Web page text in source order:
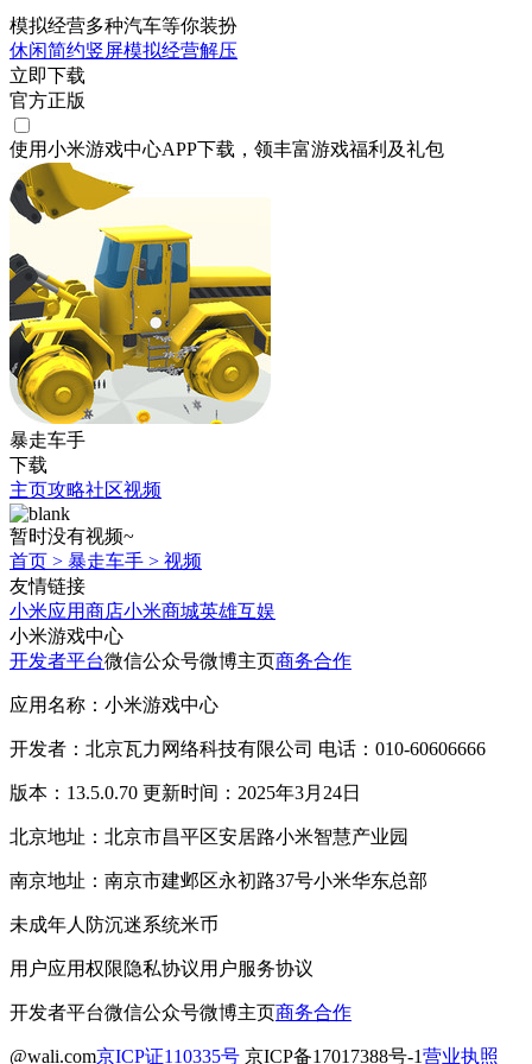
模拟经营多种汽车等你装扮
休闲简约竖屏模拟经营解压
立即下载
官方正版
使用小米游戏中心APP下载 ，领丰富游戏福利 及礼包
暴走车手
下载
主页攻略社区视频
暂时没有视频~
首页 > 暴走车手 > 视频
友情链接
小米应用商店小米商城英雄互娱
小米游戏中心
开发者平台微信公众号微博主页商务合作
应用名称：小米游戏中心
开发者：北京瓦力网络科技有限公司 电话：010-60606666
版本：13.5.0.70 更新时间：2025年3月24日
北京地址：北京市昌平区安居路小米智慧产业园
南京地址：南京市建邺区永初路37号小米华东总部
未成年人防沉迷系统米币
用户应用权限隐私协议用户服务协议
开发者平台微信公众号微博主页商务合作
@wali.com京ICP证110335号 京ICP备17017388号-1营业执照